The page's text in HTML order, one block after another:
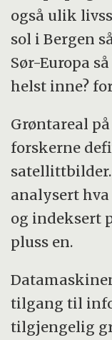
også ulik
sol i Bergen
Sør-Europa
helst inne?
Grøntareal
forskerne
analysert
og indeksert
pluss en.
tilgang til
tilgjengelig